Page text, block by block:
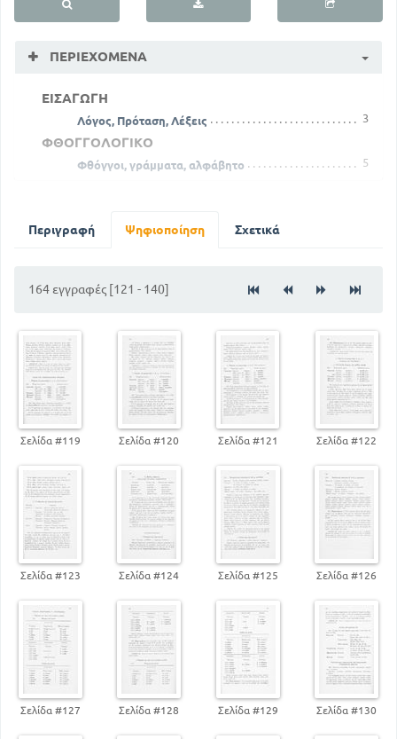
ΠΕΡΙΕΧΌΜΕΝΑ
ΕΙΣΑΓΩΓΗ
Λόγος, Πρόταση, Λέξεις 3
ΦΘΟΓΓΟΛΟΓΙΚΟ
Φθόγγοι, γράμματα, αλφάβητο
5
Σημεία στίξεως
Τα μέρη του λόγου. Κλιτά και άκλιτα
29
Συνηρημένα α κλίσης
44
Γενικές παρατηρήσεις
48
Τρίτη κλίση των ουσιαστικών
50
Ανώμαλα ουσιαστικά
66
Επίθετα της β' κλίσεως
Αριθμητικά
87
Αόριστες αντωνυμίς
98
108
Κλίση βοηθητικών ρημάτων
111
Ρήματα συνηρημένα
127
Ειφωνήματα
ΕΤΥΜΟΛΟΓΙΚΟ
ΣΤΟΙΧΕΙΑ ΣΥΝΤΑΞΕΩΣ
Πρόταση και κύριοι όροι αυτής 149
Περιγραφή Ψηφιοποίηση Σχετικά
164 εγγραφές [121 - 140]
Σελίδα #119 Σελίδα #120 Σελίδα #121 Σελίδα #122
Σελίδα #123 Σελίδα #124 Σελίδα #125 Σελίδα #126
Σελίδα #127 Σελίδα #128 Σελίδα #129 Σελίδα #130